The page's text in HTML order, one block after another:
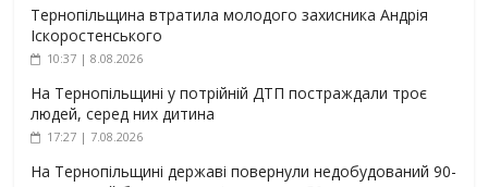
Тернопільщина втратила молодого захисника Андрія
Іскоростенського
10:37 | 8.08.2026
На Тернопільщині у потрійній ДТП постраждали троє
людей, серед них дитина
17:27 | 7.08.2026
На Тернопільщині державі повернули недобудований 90-